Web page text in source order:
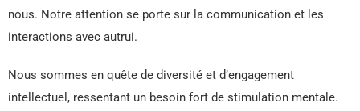
nous. Notre attention se porte sur la communication et les
interactions avec autrui.
Nous sommes en quête de diversité et d’engagement
intellectuel, ressentant un besoin fort de stimulation mentale.